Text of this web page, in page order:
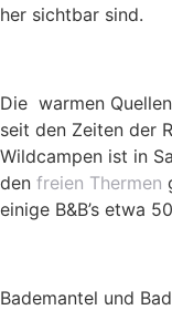
her sichtbar sind.
Die warmen
seit den Zeiten der
Wildcampen ist in
den freien Thermen
einige B&B’s etwa
Bademantel und